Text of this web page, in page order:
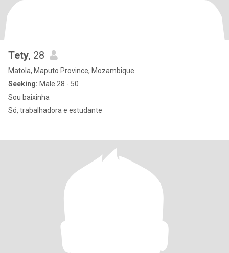
Tety, 28
Matola, Maputo Province, Mozambique
Seeking: Male 28 - 50
Sou baixinha
Só, trabalhadora e estudante